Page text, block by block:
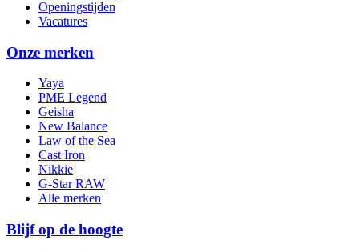
Openingstijden
Vacatures
Onze merken
Yaya
PME Legend
Geisha
New Balance
Law of the Sea
Cast Iron
Nikkie
G-Star RAW
Alle merken
Blijf op de hoogte